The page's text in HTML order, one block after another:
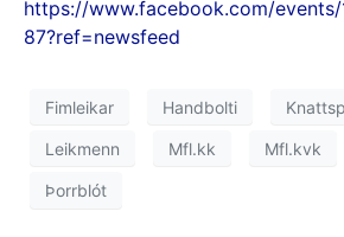
https://www.facebook.com/
87?ref=newsfeed
Fimleikar Handbolti
Leikmenn Mfl.kk Mfl.kvk
Þorrblót